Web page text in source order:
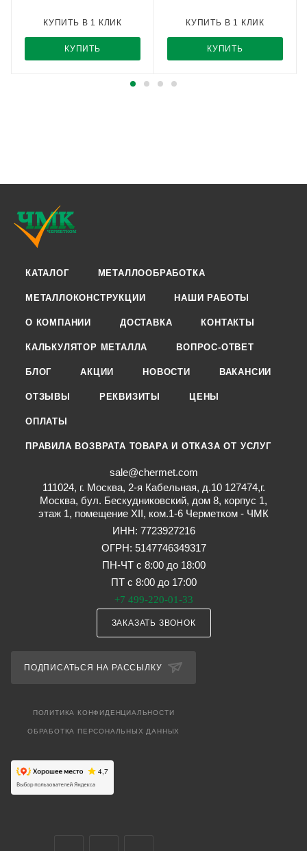
КУПИТЬ
КУПИТЬ В 1 КЛИК
КУПИТЬ
КУПИТЬ В 1 КЛИК
КАТАЛОГ МЕТАЛЛООБРАБОТКА
МЕТАЛЛОКОНСТРУКЦИИ НАШИ РАБОТЫ
О КОМПАНИИ ДОСТАВКА КОНТАКТЫ
КАЛЬКУЛЯТОР МЕТАЛЛА ВОПРОС-ОТВЕТ
БЛОГ АКЦИИ НОВОСТИ ВАКАНСИИ
ОТЗЫВЫ РЕКВИЗИТЫ ЦЕНЫ
ОПЛАТЫ
ПРАВИЛА ВОЗВРАТА ТОВАРА И ОТКАЗА ОТ УСЛУГ
sale@chermet.com
111024, г. Москва, 2-я Кабельная, д.10 127474,г.
Москва, бул. Бескудниковский, дом 8, корпус 1,
этаж 1, помещение XII, ком.1-6 Черметком - ЧМК
ИНН: 7723927216
ОГРН: 5147746349317
ПН-ЧТ с 8:00 до 18:00
ПТ с 8:00 до 17:00
+7 499-220-01-33
ЗАКАЗАТЬ ЗВОНОК
ПОДПИСАТЬСЯ НА РАССЫЛКУ
ПОЛИТИКА КОНФИДЕНЦИАЛЬНОСТИ
ОБРАБОТКА ПЕРСОНАЛЬНЫХ ДАННЫХ